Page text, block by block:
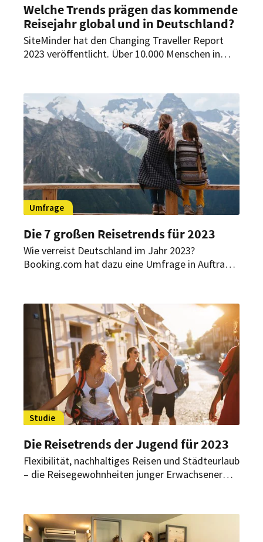
Welche Trends prägen das kommende
Reisejahr global und in Deutschland?
SiteMinder hat den Changing Traveller Report
2023 veröffentlicht. Über 10.000 Menschen in
Deutsche. Was sind die Ergebnisse?
Umfrage
Die 7 großen Reisetrends für 2023
Wie verreist Deutschland im Jahr 2023?
Booking.com hat dazu eine Umfrage in Auftrag
Studie
Die Reisetrends der Jugend für 2023
Flexibilität, nachhaltiges Reisen und Städteurlaub
– die Reisegewohnheiten junger Erwachsener
Tourlane.